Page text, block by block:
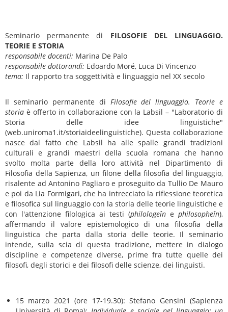
Seminario permanente di FILOSOFIE DEL LINGUAGGIO.
TEORIE E STORIA
responsabile docenti: Marina De Palo
responsabile dottorandi: Edoardo Moré, Luca Di Vincenzo
tema: Il rapporto tra soggettività e linguaggio nel XX secolo
Il seminario permanente di Filosofie del linguaggio. Teorie e
storia è offerto in collaborazione con la Labsil – "Laboratorio di
Storia delle idee linguistiche"
(web.uniroma1.it/storiaideelinguistiche). Questa collaborazione
nasce dal fatto che Labsil ha alle spalle grandi tradizioni
culturali e grandi maestri della scuola romana che hanno
svolto molta parte della loro attività nel Dipartimento di
Filosofia della Sapienza, un filone della filosofia del linguaggio,
risalente ad Antonino Pagliaro e proseguito da Tullio De Mauro
e poi da Lia Formigari, che ha intrecciato la riflessione teoretica
e filosofica sul linguaggio con la storia delle teorie linguistiche e
con l'attenzione filologica ai testi (philologeîn e philosopheîn),
affermando il valore epistemologico di una filosofia della
linguistica che parta dalla storia delle teorie. Il seminario
intende, sulla scia di questa tradizione, mettere in dialogo
discipline e competenze diverse, prime fra tutte quelle dei
filosofi, degli storici e dei filosofi delle scienze, dei linguisti.
15 marzo 2021 (ore 17-19.30): Stefano Gensini (Sapienza